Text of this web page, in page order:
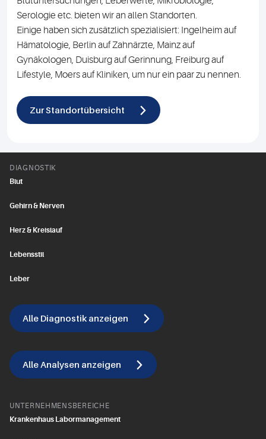
Serologie etc. bieten wir an allen Standorten.
Einige haben sich zusätzlich spezialisiert: Ingelheim auf
Hämatologie, Berlin auf Zahnärzte, Mainz auf
Gynäkologen, Duisburg auf Gerinnung, Freiburg auf
Lifestyle, Moers auf Kliniken, um nur ein paar zu nennen.
Zur Standortübersicht
DIAGNOSTIK
Blut
Gehirn & Nerven
Herz & Kreislauf
Lebensstil
Leber
Alle Diagnostik anzeigen
Alle Analysen anzeigen
UNTERNEHMENSBEREICHE
Krankenhaus Labormanagement